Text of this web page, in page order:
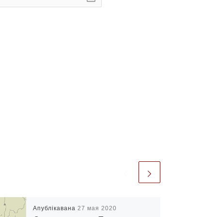
Апублікавана 27 мая 2020